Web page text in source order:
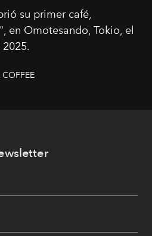
su primer café,
en Omotesando, Tokio, el